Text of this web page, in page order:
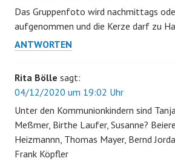
Das Gruppenfoto wird nachmittags
aufgenommen und die Kerze darf zu
ANTWORTEN
Rita Bölle sagt:
04/12/2020 um 19:02 Uhr
Unter den Kommunionkindern sind
Meßmer, Birthe Laufer, Susanne?
Heizmannn, Thomas Mayer, Bernd
Frank Köpfler